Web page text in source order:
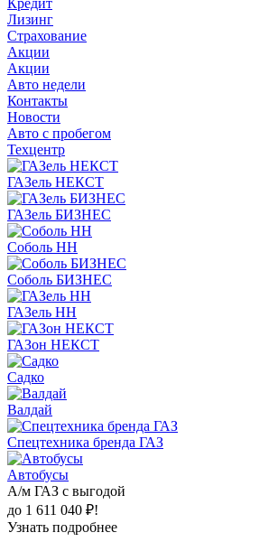
Кредит
Лизинг
Страхование
Акции
Акции
Авто недели
Контакты
Новости
Авто с пробегом
Техцентр
ГАЗель НЕКСТ
ГАЗель БИЗНЕС
Соболь НН
Соболь БИЗНЕС
ГАЗель НН
ГАЗон НЕКСТ
Садко
Валдай
Спецтехника бренда ГАЗ
Автобусы
А/м ГАЗ с выгодой
до 1 611 040 ₽!
Узнать подробнее